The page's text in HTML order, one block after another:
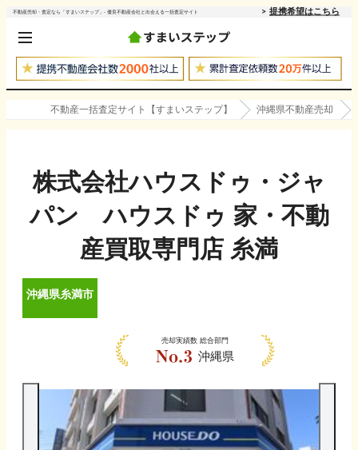
不動産売却・査定なら「すまいステップ」- 優良不動産会社と出会える一括査定サイト 提携希望はこちら
不動産一括査定サイト【すまいステップ】 沖縄県不動産売却
株式会社ハウスドゥ・ジャ
パン ハウスドゥ 家・不動
産買取専門店 糸満
沖縄県糸満市
売却実績数 総合部門
沖縄県